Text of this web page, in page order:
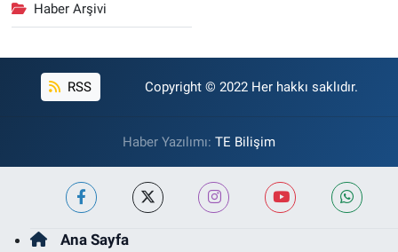
Haber Arşivi
RSS Copyright © 2022 Her hakkı saklıdır.
Haber Yazılımı: TE Bilişim
Ana Sayfa